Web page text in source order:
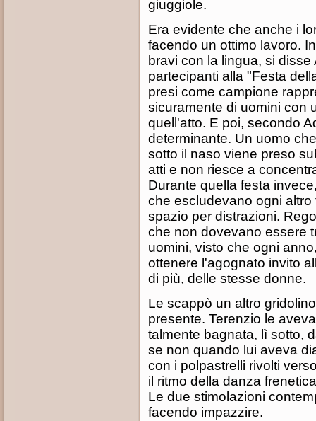
giuggiole.
Era evidente che anche i
facendo un ottimo lavoro.
bravi con la lingua, si
partecipanti alla "Festa
presi come campione
sicuramente di uomini con
quell'atto. E poi, secondo
determinante. Un uomo
sotto il naso viene preso
atti e non riesce a
Durante quella festa
che escludevano ogni
spazio per distrazioni.
che non dovevano essere
uomini, visto che ogni
ottenere l'agognato invito
di più, delle stesse donne.
Le scappò un altro
presente. Terenzio le
talmente bagnata, lì sotto,
se non quando lui aveva
con i polpastrelli rivolti
il ritmo della danza
Le due stimolazioni
facendo impazzire.